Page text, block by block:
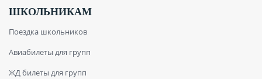
ШКОЛЬНИКАМ
Поездка школьников
Авиабилеты для групп
ЖД билеты для групп